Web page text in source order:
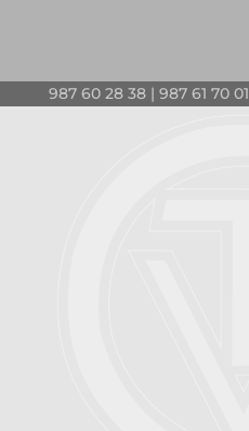
987 60 28 38 | 987 61 70 01